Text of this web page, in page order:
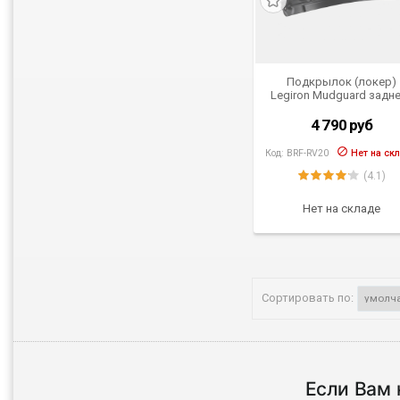
Подкрылок (локер)
Legiron Mudguard
(XA50) от 2019 г.в.
4 790 руб
Код: BRF-RV20 Нет на
(4.1)
Нет на складе
Сортировать по:
Если Вам